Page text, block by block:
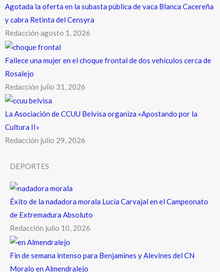
Agotada la oferta en la subasta pública de vaca Blanca Cacereña
y cabra Retinta del Censyra
Redacción agosto 1, 2026
Fallece una mujer en el choque frontal de dos vehículos cerca de
Rosalejo
Redacción julio 31, 2026
La Asociación de CCUU Belvisa organiza «Apostando por la
Cultura II»
Redacción julio 29, 2026
DEPORTES
Éxito de la nadadora morala Lucía Carvajal en el Campeonato
de Extremadura Absoluto
Redacción julio 10, 2026
Fin de semana intenso para Benjamines y Alevines del CN
Moralo en Almendralejo